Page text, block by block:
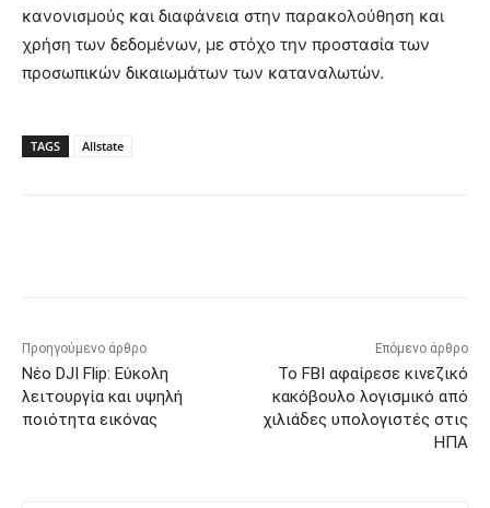
κανονισμούς και διαφάνεια στην παρακολούθηση και
χρήση των δεδομένων, με στόχο την προστασία των
προσωπικών δικαιωμάτων των καταναλωτών.
TAGS Allstate
Προηγούμενο άρθρο
Νέο DJI Flip: Εύκολη
λειτουργία και υψηλή
ποιότητα εικόνας
Επόμενο άρθρο
Το FBI αφαίρεσε κινεζικό
κακόβουλο λογισμικό από
χιλιάδες υπολογιστές στις
ΗΠΑ